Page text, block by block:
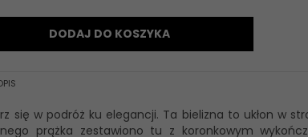
DODAJ DO KOSZYKA
się w podróż ku elegancji. Ta bielizna to ukłon w
prążka zestawiono tu z koronkowym